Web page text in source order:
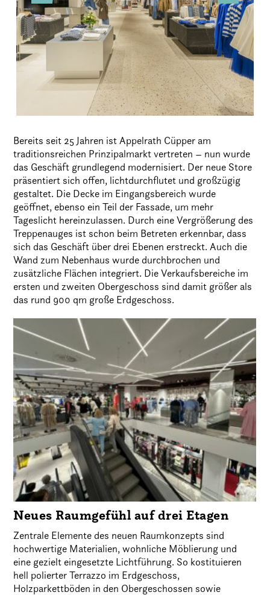
Bereits seit 25 Jahren ist Appelrath Cüpper am
traditionsreichen Prinzipalmarkt vertreten – nun wurde
das Geschäft grundlegend modernisiert. Der neue Store
präsentiert sich offen, lichtdurchflutet und großzügig
gestaltet. Die Decke im Eingangsbereich wurde
geöffnet, ebenso ein Teil der Fassade, um mehr
Tageslicht hereinzulassen. Durch eine Vergrößerung des
Treppenauges ist schon beim Betreten erkennbar, dass
sich das Geschäft über drei Ebenen erstreckt. Auch die
Wand zum Nebenhaus wurde durchbrochen und
zusätzliche Flächen integriert. Die Verkaufsbereiche im
ersten und zweiten Obergeschoss sind damit größer als
das rund 900 qm große Erdgeschoss.
Neues Raumgefühl auf drei Etagen
Zentrale Elemente des neuen Raumkonzepts sind
hochwertige Materialien, wohnliche Möblierung und
eine gezielt eingesetzte Lichtführung. So kostituieren
hell polierter Terrazzo im Erdgeschoss,
Holzparkettböden in den Obergeschossen sowie